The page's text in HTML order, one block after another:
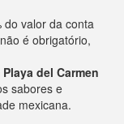
do valor da conta
é obrigatório,
del Carmen
sabores e
mexicana.